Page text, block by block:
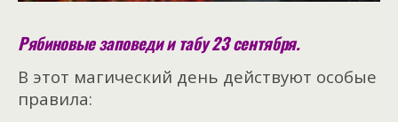
Рябиновые заповеди и табу 23 сентября.
В этот магический день действуют особые
правила: